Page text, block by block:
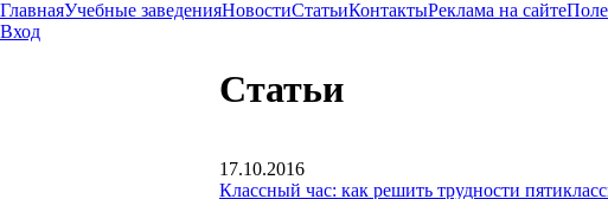
ГлавнаяУчебные заведенияНовостиСтатьиКонтактыРеклама на сайте
Вход
Статьи
17.10.2016
Классный час: как решить трудности